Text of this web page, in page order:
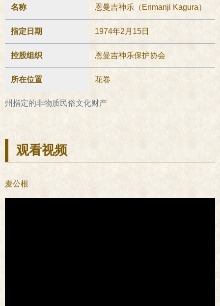
州指定的非物质民俗文化财产
名称 恩曼吉神乐（Enmanji Kagura）
指定日期 1974年2月15日
控股组织 恩曼吉神乐保护协会
所在位置 花卷
观看视频
麦公根